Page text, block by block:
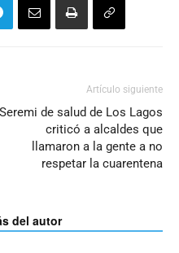
Artículo siguiente
Seremi de salud de Los Lagos
criticó a alcaldes que
llamaron a la gente a no
respetar la cuarentena
del autor